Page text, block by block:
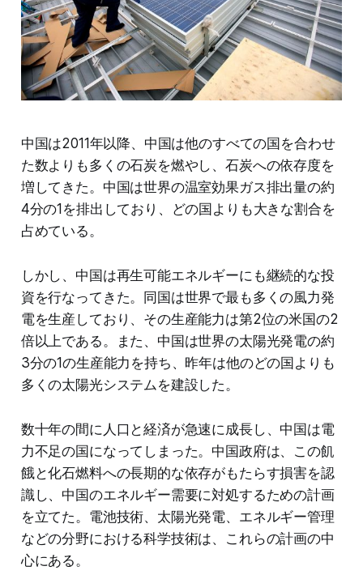
中国は2011年以降、中国は他のすべての国を合わせ
た数よりも多くの石炭を燃やし、石炭への依存度を
増してきた。中国は世界の温室効果ガス排出量の約
4分の1を排出しており、どの国よりも大きな割合を
占めている。
しかし、中国は再生可能エネルギーにも継続的な投
資を行なってきた。同国は世界で最も多くの風力発
電を生産しており、その生産能力は第2位の米国の2
倍以上である。また、中国は世界の太陽光発電の約
3分の1の生産能力を持ち、昨年は他のどの国よりも
多くの太陽光システムを建設した。
数十年の間に人口と経済が急速に成長し、中国は電
力不足の国になってしまった。中国政府は、この飢
餓と化石燃料への長期的な依存がもたらす損害を認
識し、中国のエネルギー需要に対処するための計画
を立てた。電池技術、太陽光発電、エネルギー管理
などの分野における科学技術は、これらの計画の中
心にある。